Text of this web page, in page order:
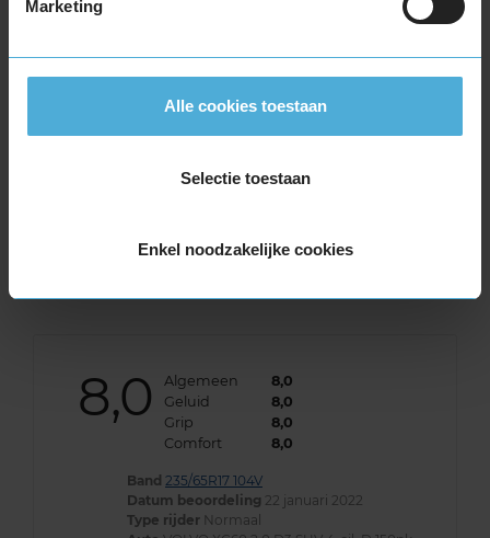
Marketing
Alle cookies toestaan
Selectie toestaan
Enkel noodzakelijke cookies
Deze banden zijn top! De geluids reduktie
8,0 Algemeen
8,0
Geluid
8,0
Grip
8,0
Comfort
8,0
Band 235/65R17 104V
Datum beoordeling 22 januari 2022
Type rijder Normaal